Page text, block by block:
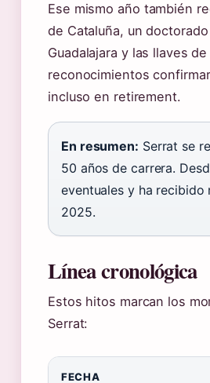
Ese mismo año también
de Cataluña, un
Guadalajara y las llaves
reconocimientos
incluso en retirement.
En resumen: Serrat se
50 años de carrera.
eventuales y ha
2025.
Línea cronológica
Estos hitos marcan los
Serrat:
FECHA